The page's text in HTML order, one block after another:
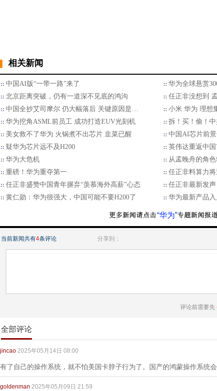
相关新闻
中国AI版“一带一路”来了
华为全球悬赏
北京距离突破，仍有一道深不见底的鸿沟
任正非没想到
中国全抄艾司摩尔 仍大幅落后 关键原因是…
小米 华为 理想
华为挖角ASML前员工 成功打造EUV光刻机
拆！买！偷！
美女救不了华为 火锅煮不出芯片 韭菜已醒
中国AI芯片前
疑华为芯片远不及H200
英伟达重返中
华为大危机
从孟晚舟的角
重磅！华为重夺第一
任正非料算力
任正非盛赞中国青年摒弃“羡慕海外高薪”心态
任正非最新发声
黄仁勋：华为很强大，中国可能不要H200了
华为最新产品
“华为”
当前新闻共有4条评论 分享到：
评论前需要先
全部评论
jincao 2025年05月14日 08:00
有了自己的操作系统，就不怕美国卡脖子行为了。国产的鸿蒙操作系统
goldenman 2025年05月09日 21:59